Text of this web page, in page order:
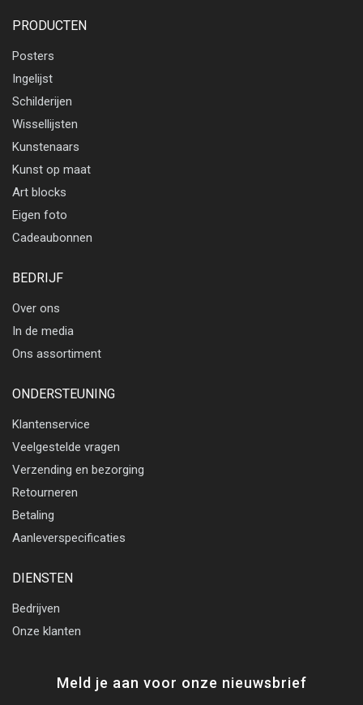
PRODUCTEN
Posters
Ingelijst
Schilderijen
Wissellijsten
Kunstenaars
Kunst op maat
Art blocks
Eigen foto
Cadeaubonnen
BEDRIJF
Over ons
In de media
Ons assortiment
ONDERSTEUNING
Klantenservice
Veelgestelde vragen
Verzending en bezorging
Retourneren
Betaling
Aanleverspecificaties
DIENSTEN
Bedrijven
Onze klanten
Meld je aan voor onze nieuwsbrief